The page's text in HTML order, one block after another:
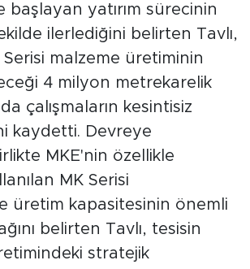
başlayan yatırım sürecinin
ilerlediğini belirten Tavlı,
malzeme üretiminin
4 milyon metrekarelik
çalışmaların kesintisiz
kaydetti. Devreye
MKE'nin özellikle
MK Serisi
üretim kapasitesinin önemli
belirten Tavlı, tesisin
stratejik